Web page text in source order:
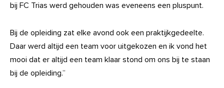
bij FC Trias werd gehouden was eveneens een pluspunt.
Bij de opleiding zat elke avond ook een praktijkgedeelte.
Daar werd altijd een team voor uitgekozen en ik vond het
mooi dat er altijd een team klaar stond om ons bij te staan
bij de opleiding.”